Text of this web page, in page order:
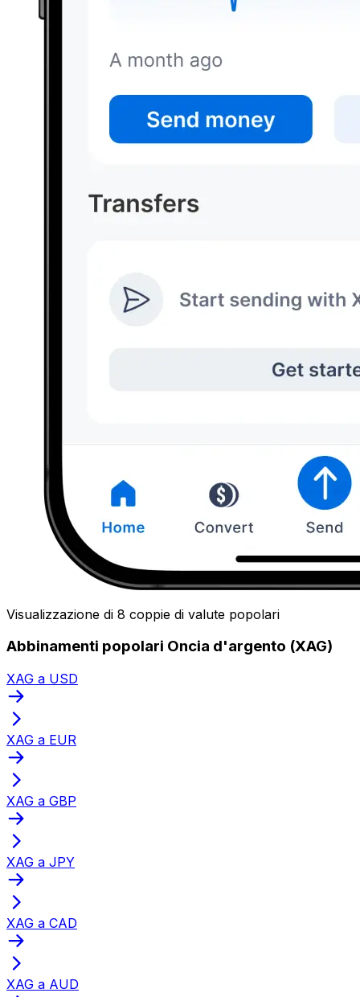
Visualizzazione di 8 coppie di valute popolari
Abbinamenti popolari Oncia d'argento (XAG)
XAG a USD
XAG a EUR
XAG a GBP
XAG a JPY
XAG a CAD
XAG a AUD